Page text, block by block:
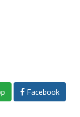
Facebook